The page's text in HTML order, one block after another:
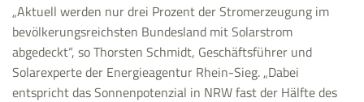
„Aktuell werden nur drei Prozent der Stromerzeugung im
bevölkerungsreichsten Bundesland mit Solarstrom
abgedeckt“, so Thorsten Schmidt, Geschäftsführer und
Solarexperte der Energieagentur Rhein-Sieg. „Dabei
entspricht das Sonnenpotenzial in NRW fast der Hälfte des